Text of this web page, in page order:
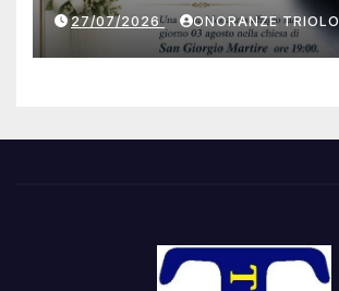
27/07/2026 ONORANZE TRIOLO